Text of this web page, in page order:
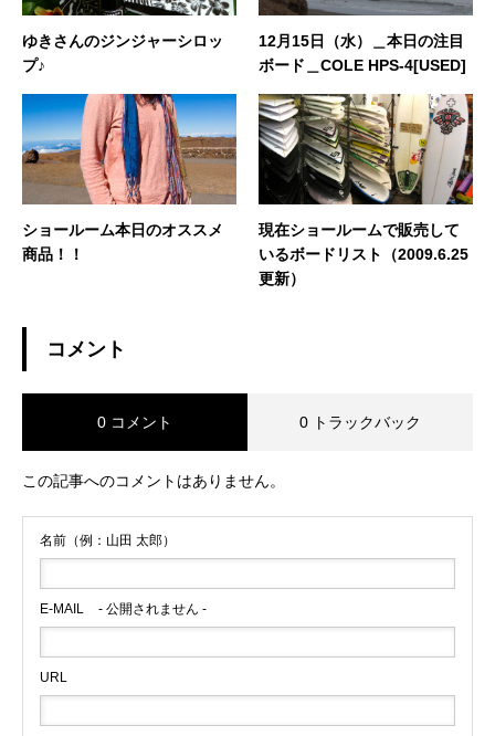
ゆきさんのジンジャーシロッ
プ♪
12月15日（水）＿本日の注目
ボード＿COLE HPS-4[USED]
ショールーム本日のオススメ
商品！！
現在ショールームで販売して
いるボードリスト（2009.6.25
更新）
コメント
0 コメント 0 トラックバック
この記事へのコメントはありません。
名前（例：山田 太郎）
E-MAIL - 公開されません -
URL